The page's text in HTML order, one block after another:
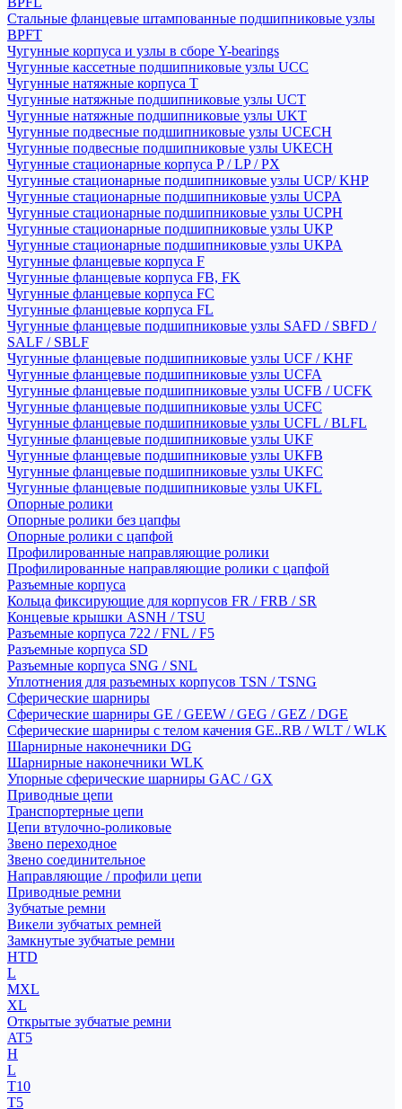
Стальные фланцевые штампованные подшипниковые узлы
BPFT
Чугунные корпуса и узлы в сборе Y-bearings
Чугунные кассетные подшипниковые узлы UCC
Чугунные натяжные корпуса T
Чугунные натяжные подшипниковые узлы UCT
Чугунные натяжные подшипниковые узлы UKT
Чугунные подвесные подшипниковые узлы UCECH
Чугунные подвесные подшипниковые узлы UKECH
Чугунные стационарные корпуса P / LP / PX
Чугунные стационарные подшипниковые узлы UCP/ KHP
Чугунные стационарные подшипниковые узлы UCPA
Чугунные стационарные подшипниковые узлы UCPH
Чугунные стационарные подшипниковые узлы UKP
Чугунные стационарные подшипниковые узлы UKPA
Чугунные фланцевые корпуса F
Чугунные фланцевые корпуса FB, FK
Чугунные фланцевые корпуса FC
Чугунные фланцевые корпуса FL
Чугунные фланцевые подшипниковые узлы SAFD / SBFD /
SALF / SBLF
Чугунные фланцевые подшипниковые узлы UCF / KHF
Чугунные фланцевые подшипниковые узлы UCFA
Чугунные фланцевые подшипниковые узлы UCFB / UCFK
Чугунные фланцевые подшипниковые узлы UCFC
Чугунные фланцевые подшипниковые узлы UCFL / BLFL
Чугунные фланцевые подшипниковые узлы UKF
Чугунные фланцевые подшипниковые узлы UKFB
Чугунные фланцевые подшипниковые узлы UKFC
Чугунные фланцевые подшипниковые узлы UKFL
Опорные ролики
Опорные ролики без цапфы
Опорные ролики с цапфой
Профилированные направляющие ролики
Профилированные направляющие ролики с цапфой
Разъемные корпуса
Кольца фиксирующие для корпусов FR / FRB / SR
Концевые крышки ASNH / TSU
Разъемные корпуса 722 / FNL / F5
Разъемные корпуса SD
Разъемные корпуса SNG / SNL
Уплотнения для разъемных корпусов TSN / TSNG
Сферические шарниры
Сферические шарниры GE / GEEW / GEG / GEZ / DGE
Сферические шарниры с телом качения GE..RB / WLT / WLK
Шарнирные наконечники DG
Шарнирные наконечники WLK
Упорные сферические шарниры GAC / GX
Приводные цепи
Транспортерные цепи
Цепи втулочно-роликовые
Звено переходное
Звено соединительное
Направляющие / профили цепи
Приводные ремни
Зубчатые ремни
Викели зубчатых ремней
Замкнутые зубчатые ремни
HTD
L
MXL
XL
Открытые зубчатые ремни
AT5
H
L
T10
T5